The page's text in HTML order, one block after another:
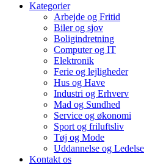
Kategorier
Arbejde og Fritid
Biler og sjov
Boligindretning
Computer og IT
Elektronik
Ferie og lejligheder
Hus og Have
Industri og Erhverv
Mad og Sundhed
Service og økonomi
Sport og friluftsliv
Tøj og Mode
Uddannelse og Ledelse
Kontakt os